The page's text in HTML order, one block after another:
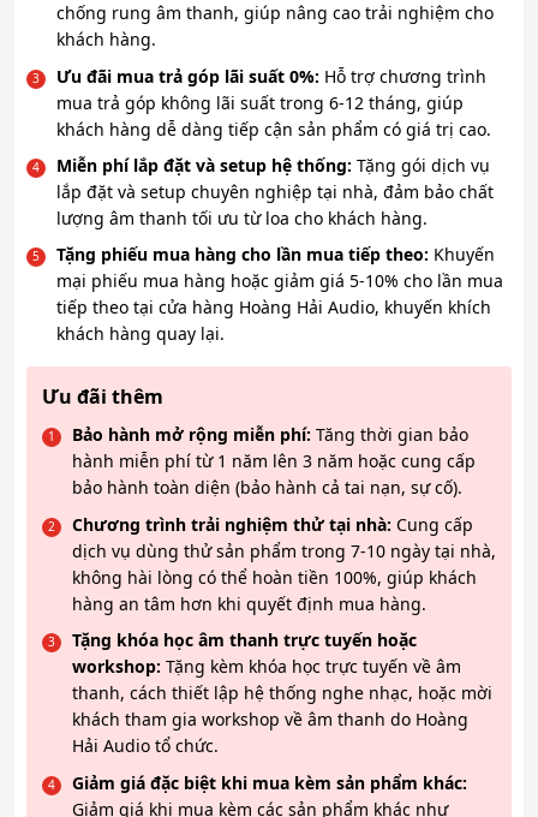
chống rung âm thanh, giúp nâng cao trải nghiệm cho
khách hàng.
Ưu đãi mua trả góp lãi suất 0%: Hỗ trợ chương trình
mua trả góp không lãi suất trong 6-12 tháng, giúp
khách hàng dễ dàng tiếp cận sản phẩm có giá trị cao.
Miễn phí lắp đặt và setup hệ thống: Tặng gói dịch vụ
lắp đặt và setup chuyên nghiệp tại nhà, đảm bảo chất
lượng âm thanh tối ưu từ loa cho khách hàng.
Tặng phiếu mua hàng cho lần mua tiếp theo: Khuyến
mại phiếu mua hàng hoặc giảm giá 5-10% cho lần mua
tiếp theo tại cửa hàng Hoàng Hải Audio, khuyến khích
khách hàng quay lại.
Ưu đãi thêm
Bảo hành mở rộng miễn phí: Tăng thời gian bảo
hành miễn phí từ 1 năm lên 3 năm hoặc cung cấp
bảo hành toàn diện (bảo hành cả tai nạn, sự cố).
Chương trình trải nghiệm thử tại nhà: Cung cấp
dịch vụ dùng thử sản phẩm trong 7-10 ngày tại nhà,
không hài lòng có thể hoàn tiền 100%, giúp khách
hàng an tâm hơn khi quyết định mua hàng.
Tặng khóa học âm thanh trực tuyến hoặc
workshop: Tặng kèm khóa học trực tuyến về âm
thanh, cách thiết lập hệ thống nghe nhạc, hoặc mời
khách tham gia workshop về âm thanh do Hoàng
Hải Audio tổ chức.
Giảm giá đặc biệt khi mua kèm sản phẩm khác:
Giảm giá khi mua kèm các sản phẩm khác như